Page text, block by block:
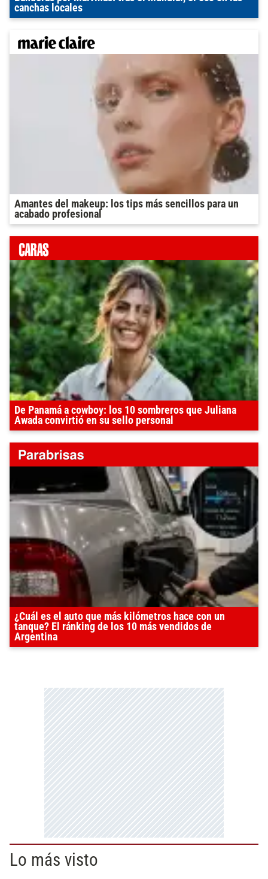
canchas locales
Amantes del makeup: los tips más sencillos para un
acabado profesional
De Panamá a cowboy: los 10 sombreros que Juliana
Awada convirtió en su sello personal
¿Cuál es el auto que más kilómetros hace con un
tanque? El ránking de los 10 más vendidos de
Argentina
Lo más visto